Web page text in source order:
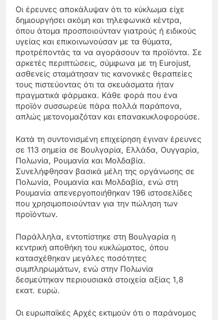
Οι έρευνες αποκάλυψαν ότι το κύκλωμα είχε
δημιουργήσει ακόμη και τηλεφωνικά κέντρα,
όπου άτομα προσποιούνταν γιατρούς ή ειδικούς
υγείας και επικοινωνούσαν με τα θύματα,
προτρέποντάς τα να αγοράσουν τα προϊόντα. Σε
αρκετές περιπτώσεις, σύμφωνα με τη Eurojust,
ασθενείς σταμάτησαν τις κανονικές θεραπείες
τους πιστεύοντας ότι τα σκευάσματα ήταν
πραγματικά φάρμακα. Κάθε φορά που ένα
προϊόν συσσωρεύε πάρα πολλά παράπονα,
απλώς μετονομαζόταν και επανακυκλοφορούσε.
Κατά τη συντονισμένη επιχείρηση έγιναν έρευνες
σε 113 σημεία σε Βουλγαρία, Ελλάδα, Ουγγαρία,
Πολωνία, Ρουμανία και Μολδαβία.
Συνελήφθησαν βασικά μέλη της οργάνωσης σε
Πολωνία, Ρουμανία και Μολδαβία, ενώ στη
Ρουμανία απενεργοποιήθηκαν 196 ιστοσελίδες
που χρησιμοποιούνταν για την πώληση των
προϊόντων.
Παράλληλα, εντοπίστηκε στη Βουλγαρία η
κεντρική αποθήκη του κυκλώματος, όπου
κατασχέθηκαν μεγάλες ποσότητες
συμπληρωμάτων, ενώ στην Πολωνία
δεσμεύτηκαν περιουσιακά στοιχεία αξίας 1,8
εκατ. ευρώ.
Οι ευρωπαϊκές Αρχές εκτιμούν ότι ο παράνομος